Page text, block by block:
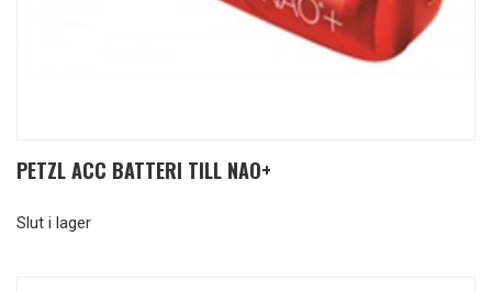
PETZL ACC BATTERI TILL NAO+
Slut i lager